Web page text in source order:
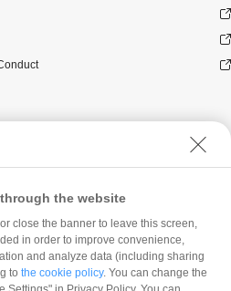
の考え方
the website
close the banner to leave this screen,
in order to improve convenience,
and analyze data (including sharing
to the cookie policy. You can change the